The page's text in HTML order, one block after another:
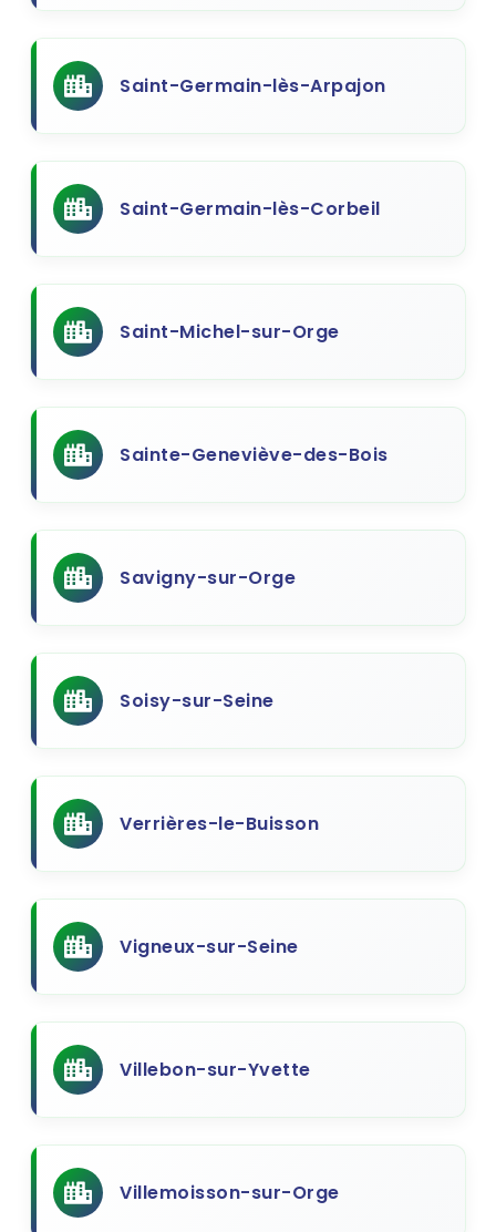
Saint-Germain-lès-Arpajon
Saint-Germain-lès-Corbeil
Saint-Michel-sur-Orge
Sainte-Geneviève-des-Bois
Savigny-sur-Orge
Soisy-sur-Seine
Verrières-le-Buisson
Vigneux-sur-Seine
Villebon-sur-Yvette
Villemoisson-sur-Orge